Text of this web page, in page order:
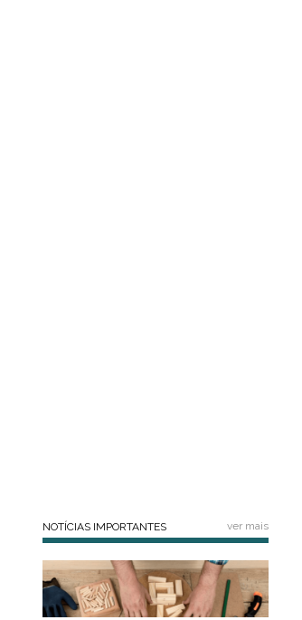
NOTÍCIAS IMPORTANTES ver mais